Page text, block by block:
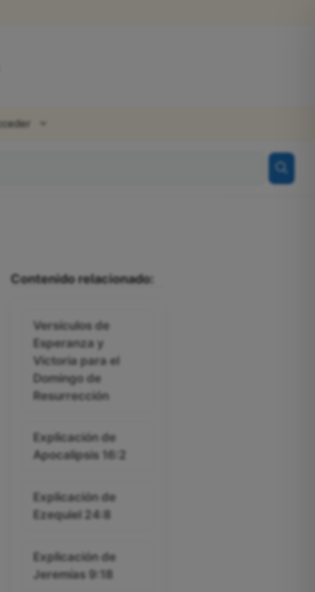
Contenido relacionado:
Versículos de
Esperanza y
Victoria para el
Domingo de
Resurrección
Explicación de
Apocalipsis 16:2
Explicación de
Ezequiel 24:8
Explicación de
Jeremías 9:18